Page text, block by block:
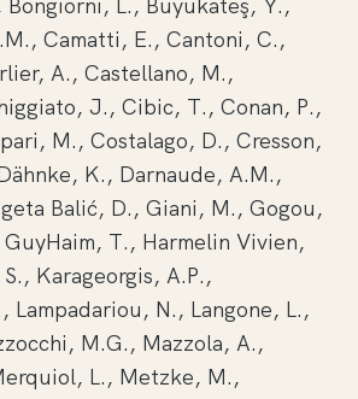
Camatti, E., Cantoni, C.,
A., Castellano, M.,
J., Cibic, T., Conan, P.,
M., Costalago, D., Cresson,
K., Darnaude, A.M.,
Balić, D., Giani, M., Gogou,
T., Harmelin Vivien,
Karageorgis, A.P.,
Lampadariou, N., Langone, L.,
M.G., Mazzola, A.,
L., Metzke, M.,